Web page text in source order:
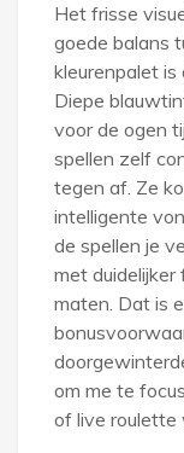
Het frisse
goede balans
kleurenpalet
Diepe
voor de ogen
spellen zelf
tegen af. Ze
intelligente
de spellen je
met
maten. Dat is
om me te
of live roulette